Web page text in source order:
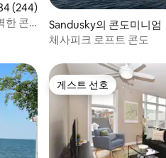
4.84점(5점 만점), 후기 244개
(244)
한 콘
Sandusky의 콘도미니엄
체사피크 로프트 콘도
게스트 선호
게스트 선호